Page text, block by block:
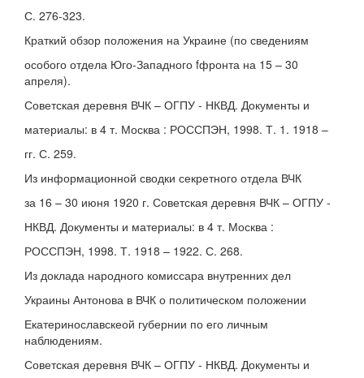
С. 276-323.
Краткий обзор положения на Украине (по сведениям
особого отдела Юго-Западного fфронта на 15 – 30
апреля).
Советская деревня ВЧК – ОГПУ - НКВД. Документы и
материалы: в 4 т. Москва : РОССПЭН, 1998. Т. 1. 1918 –
гг. С. 259.
Из информационной сводки секретного отдела ВЧК
за 16 – 30 июня 1920 г. Советская деревня ВЧК – ОГПУ -
НКВД. Документы и материалы: в 4 т. Москва :
РОССПЭН, 1998. Т. 1918 – 1922. С. 268.
Из доклада народного комиссара внутренних дел
Украины Антонова в ВЧК о политическом положении
Екатеринославскеой губернии по его личным
наблюдениям.
Советская деревня ВЧК – ОГПУ - НКВД. Документы и